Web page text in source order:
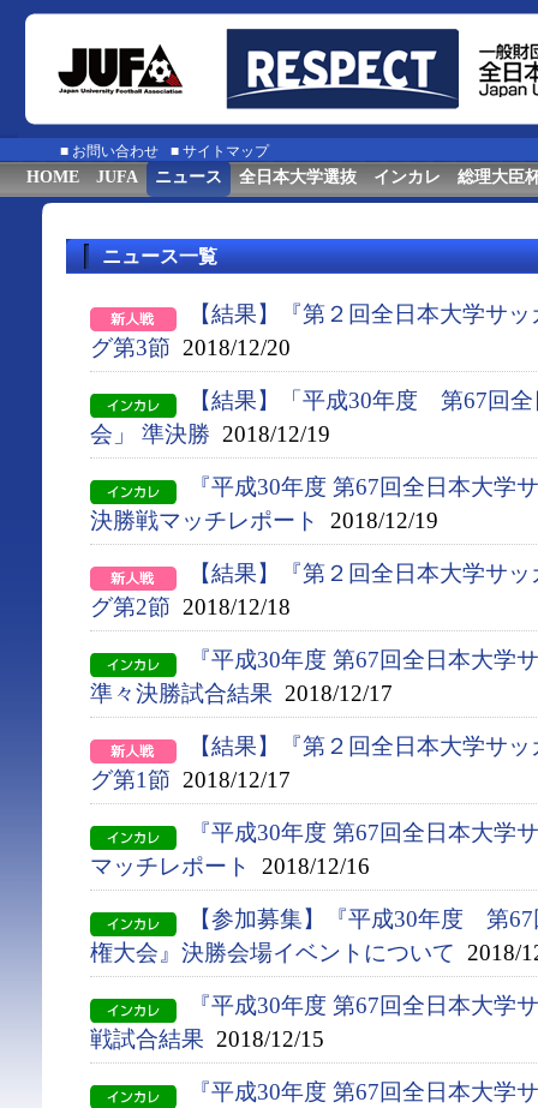
■ お問い合わせ ■ サイトマップ
HOME JUFA ニュース 全日本大学選抜 インカレ 総理大臣
ニュース一覧
【結果】『第２回全日本大学サ
グ第3節 2018/12/20
【結果】「平成30年度 第67回
会」 準決勝 2018/12/19
『平成30年度 第67回全日本大学
決勝戦マッチレポート
2018/12/19
【結果】『第２回全日本大学サ
グ第2節 2018/12/18
『平成30年度 第67回全日本大
準々決勝試合結果 2018/12/17
【結果】『第２回全日本大学サ
グ第1節 2018/12/17
『平成30年度 第67回全日本大学
マッチレポート
2018/12/16
【参加募集】『平成30年度 第
権大会』決勝会場イベントについて 2018/
『平成30年度 第67回全日本大
戦試合結果 2018/12/15
『平成30年度 第67回全日本大学